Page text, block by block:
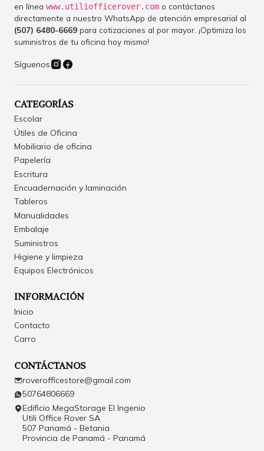
en línea www.utiliofficerover.com o contáctanos
directamente a nuestro WhatsApp de atención empresarial al
(507) 6480-6669 para cotizaciones al por mayor. ¡Optimiza los
suministros de tu oficina hoy mismo!
Síguenos
CATEGORÍAS
Escolar
Útiles de Oficina
Mobiliario de oficina
Papelería
Escritura
Encuadernación y laminación
Tableros
Manualidades
Embalaje
Suministros
Higiene y limpieza
Equipos Electrónicos
INFORMACIÓN
Inicio
Contacto
Carro
CONTÁCTANOS
roverofficestore@gmail.com
50764806669
Edificio MegaStorage El Ingenio
Utili Office Rover SA
507 Panamá - Betania
Provincia de Panamá - Panamá